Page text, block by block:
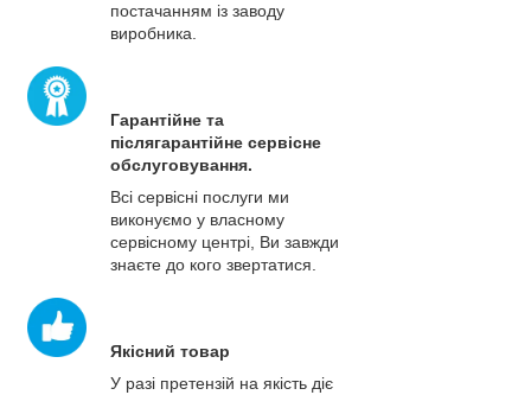
постачанням із заводу
виробника.
Гарантійне та
післягарантійне сервісне
обслуговування.
Всі сервісні послуги ми
виконуємо у власному
сервісному центрі, Ви завжди
знаєте до кого звертатися.
Якісний товар
У разі претензій на якість діє